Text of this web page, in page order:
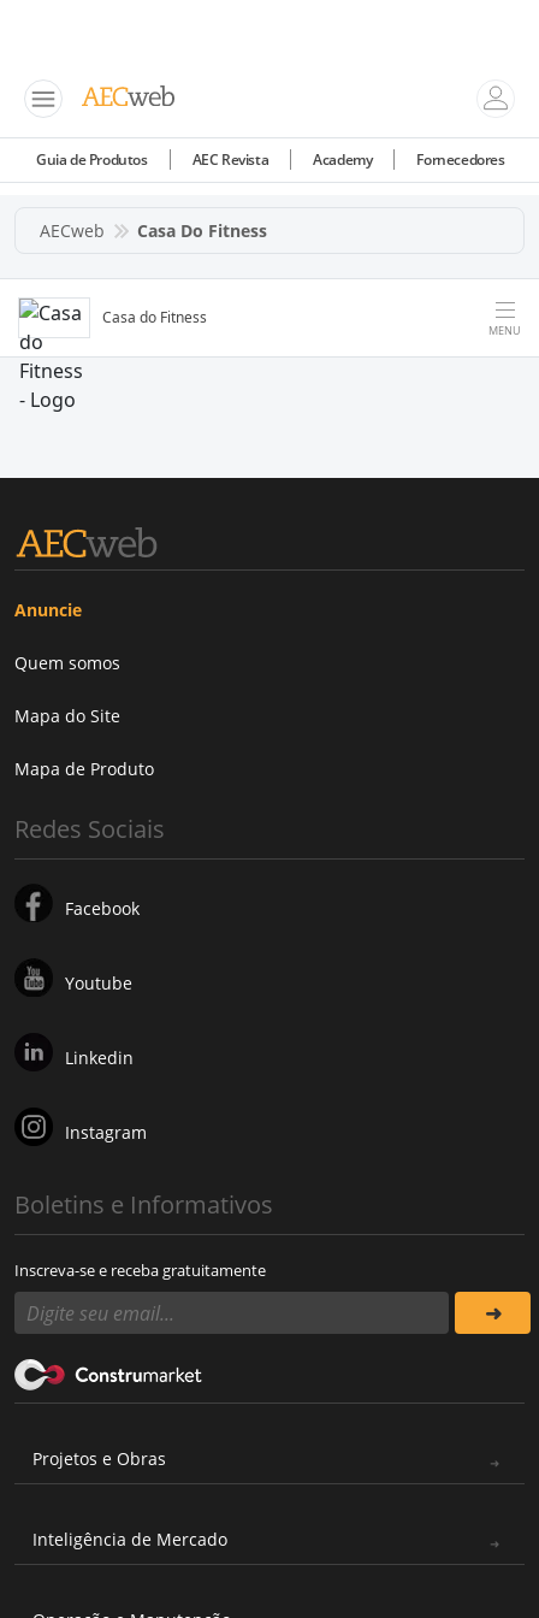
Guia de Produtos AEC Revista Academy Fornecedores
AECweb Casa Do Fitness
Casa do Fitness
MENU
Anuncie
Quem somos
Mapa do Site
Mapa de Produto
Redes Sociais
Facebook
Youtube
Linkedin
Instagram
Boletins e Informativos
Inscreva-se e receba gratuitamente
Projetos e Obras
Inteligência de Mercado